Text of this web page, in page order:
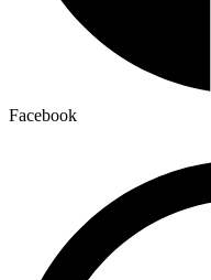
Facebook